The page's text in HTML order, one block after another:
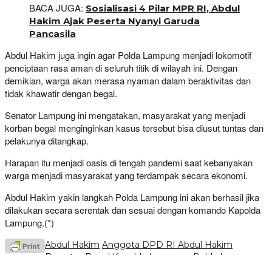
BACA JUGA: Sosialisasi 4 Pilar MPR RI, Abdul
Hakim Ajak Peserta Nyanyi Garuda
Pancasila
Abdul Hakim juga ingin agar Polda Lampung menjadi lokomotif
penciptaan rasa aman di seluruh titik di wilayah ini. Dengan
demikian, warga akan merasa nyaman dalam beraktivitas dan
tidak khawatir dengan begal.
Senator Lampung ini mengatakan, masyarakat yang menjadi
korban begal menginginkan kasus tersebut bisa diusut tuntas dan
pelakunya ditangkap.
Harapan itu menjadi oasis di tengah pandemi saat kebanyakan
warga menjadi masyarakat yang terdampak secara ekonomi.
Abdul Hakim yakin langkah Polda Lampung ini akan berhasil jika
dilakukan secara serentak dan sesuai dengan komando Kapolda
Lampung.(*)
Abdul Hakim Anggota DPD RI Abdul Hakim